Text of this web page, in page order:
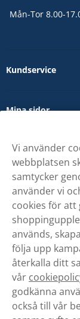
Mån-Tor 8.00-
Kundservice
Mina sidor
Om oss
Vi använder
webbplatsen
samtycker
använder vi
cookies för att
används,
följa upp
återkalla ditt
vår
godkänna
också till vår